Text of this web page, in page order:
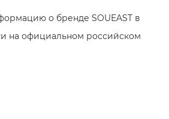
о бренде SOUEAST в
на официальном российском